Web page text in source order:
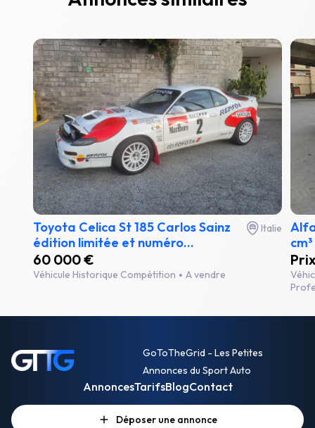
Toyota Celica St 185 Carlos Sainz
édition limitée et numéro...
Italie
60 000 €
Véhicule Historique Compétition A vendre
GoToTheGrid - Les Petites
Annonces du Sport Auto
AnnoncesTarifsBlogContact
Déposer une annonce